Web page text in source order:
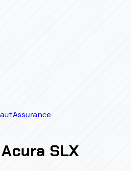
Assurance
Acura SLX